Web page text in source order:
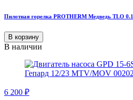
Пилотная горелка PROTHERM Медведь TLO
В корзину
В наличии
6 200 ₽